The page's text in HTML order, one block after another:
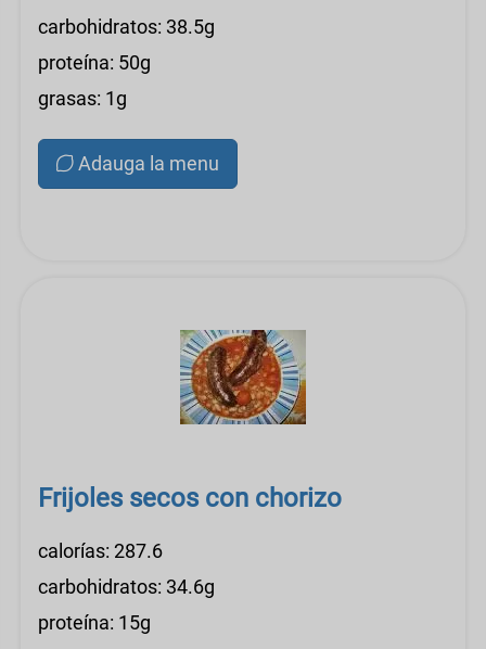
carbohidratos: 38.5g
proteína: 50g
grasas: 1g
Adauga la menu
Frijoles secos con chorizo
calorías: 287.6
carbohidratos: 34.6g
proteína: 15g